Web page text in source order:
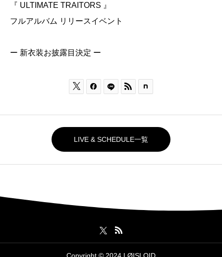
『 ULTIMATE TRAITORS 』
フルアルバム リリースイベント
ー 新衣装お披露目決定 ー
  
LIVE & SCHEDULE一覧
Copyright © 2024 LØISLOID